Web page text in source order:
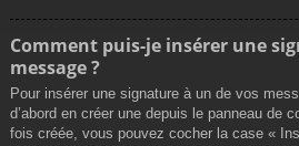
Comment puis-je insérer une
message ?
Pour insérer une signature à un de vos
d’abord en créer une depuis le panneau de
fois créée, vous pouvez cocher la case «